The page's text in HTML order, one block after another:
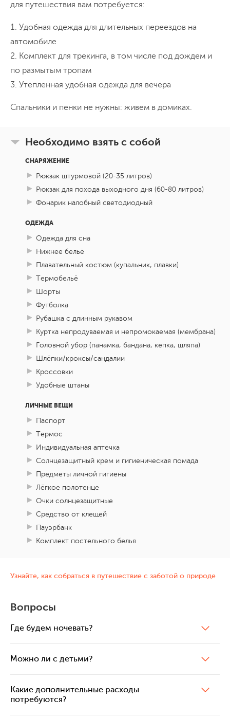
тысяч рублей, покупать нужно заранее.
День 8
Улетаем домой
Полные впечатлений, улетаем домой. По желанию
можно остаться в городе на несколько дней и
посетить музеи, сафари-парк и покататься на яхте или
сапе.
для путешествия вам потребуется:
1. Удобная одежда для длительных переездов на
автомобиле
2. Комплект для трекинга, в том числе под дождем и
по размытым тропам
3. Утепленная удобная одежда для вечера
Спальники и пенки не нужны: живем в домиках.
Необходимо взять с собой
СНАРЯЖЕНИЕ
Рюкзак штурмовой (20-35 литров)
Рюкзак для похода выходного дня (60-80 литров)
Фонарик налобный светодиодный
ОДЕЖДА
Одежда для сна
Нижнее бельё
Плавательный костюм (купальник, плавки)
Термобельё
Шорты
Футболка
Рубашка с длинным рукавом
Куртка непродуваемая и непромокаемая (мембрана)
Головной убор (панамка, бандана, кепка, шляпа)
Шлёпки/кроксы/сандалии
Кроссовки
Удобные штаны
ЛИЧНЫЕ ВЕЩИ
Паспорт
Термос
Индивидуальная аптечка
Солнцезащитный крем и гигиеническая помада
Предметы личной гигиены
Лёгкое полотенце
Очки солнцезащитные
Средство от клещей
Пауэрбанк
Комплект постельного белья
Узнайте, как собраться в путешествие с заботой о природе
Вопросы
Где будем ночевать?
Можно ли с детьми?
Какие дополнительные расходы
потребуются?